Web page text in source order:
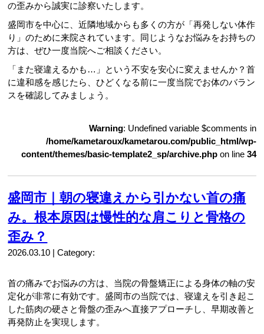
の歪みから誠実に診察いたします。
盛岡市を中心に、近隣地域からも多くの方が「再発しない体作
り」のために来院されています。同じようなお悩みをお持ちの
方は、ぜひ一度当院へご相談ください。
「また寝違えるかも…」という不安を安心に変えませんか？首
に違和感を感じたら、ひどくなる前に一度当院でお体のバラン
スを確認してみましょう。
Warning: Undefined variable $comments in
/home/kametaroux/kametarou.com/public_html/wp-
content/themes/basic-template2_sp/archive.phpon line 34
盛岡市｜朝の寝違えから引かない首の痛
み。根本原因は慢性的な肩こりと骨格の
歪み？
2026.03.10 | Category:
首の痛みでお悩みの方は、当院の骨盤矯正による身体の軸の安
定化が非常に有効です。盛岡市の当院では、寝違えを引き起こ
した筋肉の硬さと骨盤の歪みへ直接アプローチし、早期改善と
再発防止を実現します。